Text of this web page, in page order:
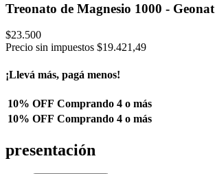
Treonato de Magnesio 1000 - Geonat
$23.500
Precio sin impuestos $19.421,49
¡Llevá más, pagá menos!
10% OFF Comprando 4 o más
10% OFF Comprando 4 o más
presentación